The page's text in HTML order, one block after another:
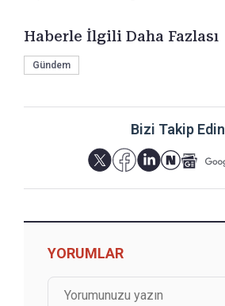
Haberle İlgili Daha Fazlası
Gündem
Bizi Takip Edin
YORUMLAR